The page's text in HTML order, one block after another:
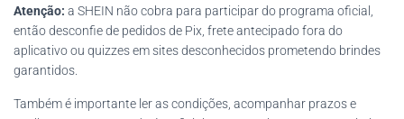
Atenção: a SHEIN não cobra para participar do programa oficial,
então desconfie de pedidos de Pix, frete antecipado fora do
aplicativo ou quizzes em sites desconhecidos prometendo brindes
garantidos.
Também é importante ler as condições, acompanhar prazos e